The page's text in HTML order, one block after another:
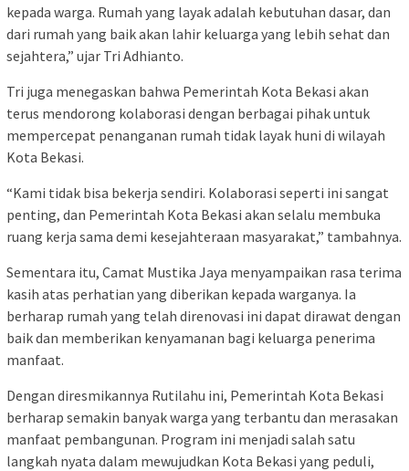
kepada warga. Rumah yang layak adalah kebutuhan dasar, dan
dari rumah yang baik akan lahir keluarga yang lebih sehat dan
sejahtera,” ujar Tri Adhianto.
Tri juga menegaskan bahwa Pemerintah Kota Bekasi akan
terus mendorong kolaborasi dengan berbagai pihak untuk
mempercepat penanganan rumah tidak layak huni di wilayah
Kota Bekasi.
“Kami tidak bisa bekerja sendiri. Kolaborasi seperti ini sangat
penting, dan Pemerintah Kota Bekasi akan selalu membuka
ruang kerja sama demi kesejahteraan masyarakat,” tambahnya.
Sementara itu, Camat Mustika Jaya menyampaikan rasa terima
kasih atas perhatian yang diberikan kepada warganya. Ia
berharap rumah yang telah direnovasi ini dapat dirawat dengan
baik dan memberikan kenyamanan bagi keluarga penerima
manfaat.
Dengan diresmikannya Rutilahu ini, Pemerintah Kota Bekasi
berharap semakin banyak warga yang terbantu dan merasakan
manfaat pembangunan. Program ini menjadi salah satu
langkah nyata dalam mewujudkan Kota Bekasi yang peduli,